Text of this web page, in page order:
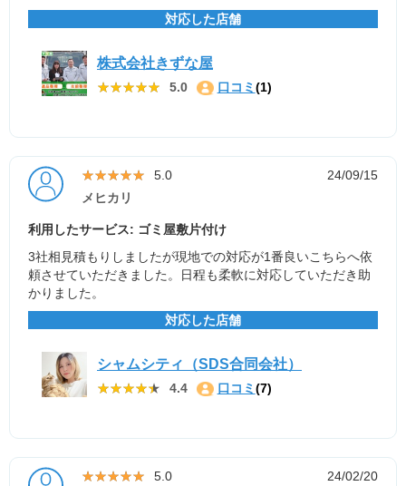
対応した店舗
株式会社きずな屋
★★★★★
★★★★★ 5.0 口コミ (1)
★★★★★
★★★★★ 5.0
24/09/15
メヒカリ
利用したサービス: ゴミ屋敷片付け
3社相見積もりしましたが現地での対応が1番良いこちらへ依
頼させていただきました。日程も柔軟に対応していただき助
かりました。
対応した店舗
シャムシティ（SDS合同会社）
★★★★★
★★★★★ 4.4 口コミ (7)
★★★★★
★★★★★ 5.0 24/02/20